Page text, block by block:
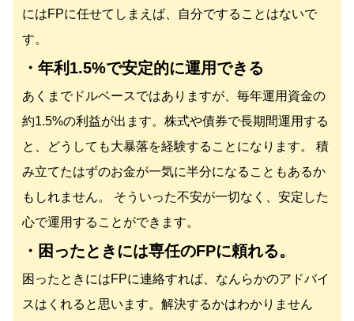
にはFPに任せてしまえば、自分ですることはないで
す。
・年利1.5%で安定的に運用できる
あくまでドルベースではありますが、毎年運用資金の
約1.5%の利益が出ます。株式や債券で長期間運用する
と、どうしても大暴落を経験することになります。 積
み立てたはずのお金が一気に半分になることもあるか
もしれません。 そういった不安が一切なく、安定した
心で運用することができます。
・困ったときには専任のFPに頼れる。
困ったときにはFPに連絡すれば、なんらかのアドバイ
スはくれると思います。解決するかはわかりません